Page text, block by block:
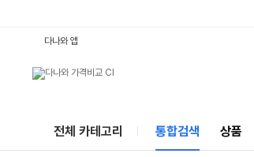
다나와 앱
전체 카테고리 통합검색 상품